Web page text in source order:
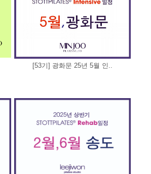
[53기] 광화문 25년 5월 인..